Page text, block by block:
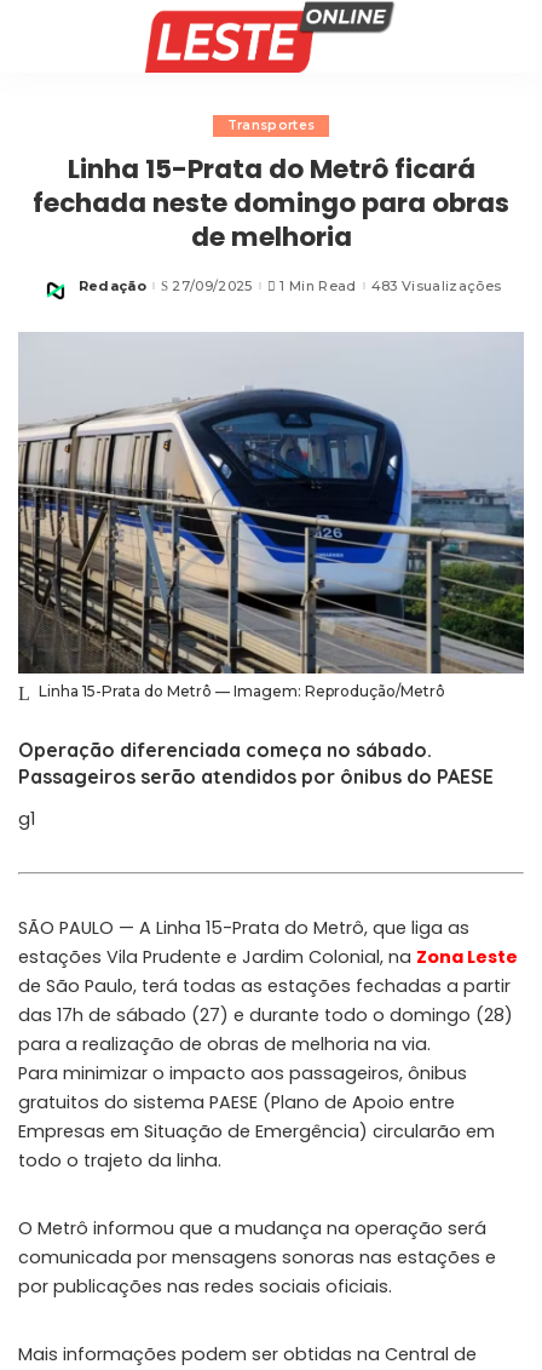
Transportes
Linha 15-Prata do Metrô ficará
fechada neste domingo para obras
de melhoria
Posted
Redação 27/09/2025 1 Min Read 483 Visualizações
Linha 15-Prata do Metrô — Imagem: Reprodução/Metrô
Operação diferenciada começa no sábado.
Passageiros serão atendidos por ônibus do PAESE
g1
SÃO PAULO — A Linha 15-Prata do Metrô, que liga as
estações Vila Prudente e Jardim Colonial, na Zona Leste
de São Paulo, terá todas as estações fechadas a partir
das 17h de sábado (27) e durante todo o domingo (28)
para a realização de obras de melhoria na via.
Para minimizar o impacto aos passageiros, ônibus
gratuitos do sistema PAESE (Plano de Apoio entre
Empresas em Situação de Emergência) circularão em
todo o trajeto da linha.
O Metrô informou que a mudança na operação será
comunicada por mensagens sonoras nas estações e
por publicações nas redes sociais oficiais.
Mais informações podem ser obtidas na Central de